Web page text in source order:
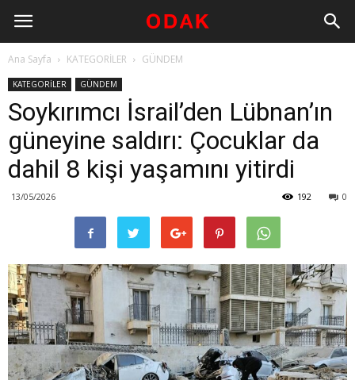
Ana Sayfa KATEGORİLER GÜNDEM
KATEGORİLER GÜNDEM
Soykırımcı İsrail’den Lübnan’ın
güneyine saldırı: Çocuklar da
dahil 8 kişi yaşamını yitirdi
13/05/2026 0
192